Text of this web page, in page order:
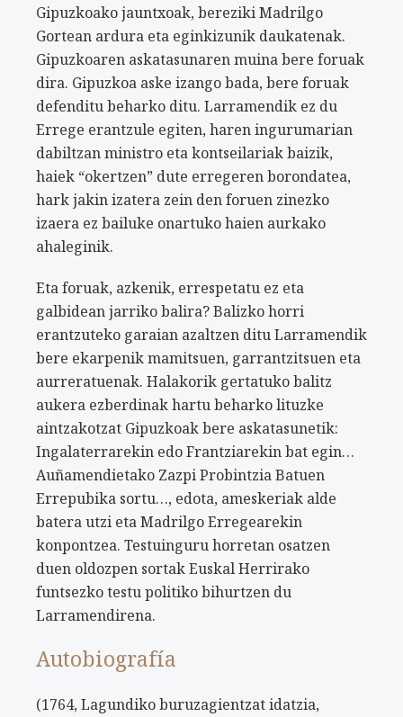
Gipuzkoako jauntxoak, bereziki Madrilgo
Gortean ardura eta eginkizunik daukatenak.
Gipuzkoaren askatasunaren muina bere foruak
dira. Gipuzkoa aske izango bada, bere foruak
defenditu beharko ditu. Larramendik ez du
Errege erantzule egiten, haren ingurumarian
dabiltzan ministro eta kontseilariak baizik,
haiek “okertzen” dute erregeren borondatea,
hark jakin izatera zein den foruen zinezko
izaera ez bailuke onartuko haien aurkako
ahaleginik.
Eta foruak, azkenik, errespetatu ez eta
galbidean jarriko balira? Balizko horri
erantzuteko garaian azaltzen ditu Larramendik
bere ekarpenik mamitsuen, garrantzitsuen eta
aurreratuenak. Halakorik gertatuko balitz
aukera ezberdinak hartu beharko lituzke
aintzakotzat Gipuzkoak bere askatasunetik:
Ingalaterrarekin edo Frantziarekin bat egin…
Auñamendietako Zazpi Probintzia Batuen
Errepubika sortu…, edota, ameskeriak alde
batera utzi eta Madrilgo Erregearekin
konpontzea. Testuinguru horretan osatzen
duen oldozpen sortak Euskal Herrirako
funtsezko testu politiko bihurtzen du
Larramendirena.
Autobiografía
(1764, Lagundiko buruzagientzat idatzia,